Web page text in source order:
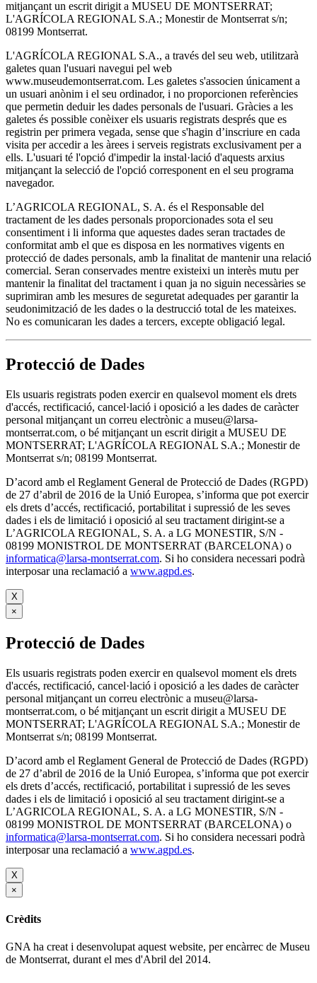
mitjançant un escrit dirigit a MUSEU DE MONTSERRAT;
L'AGRÍCOLA REGIONAL S.A.; Monestir de Montserrat s/n;
08199 Montserrat.
L'AGRÍCOLA REGIONAL S.A., a través del seu web, utilitzarà
galetes quan l'usuari navegui pel web
www.museudemontserrat.com. Les galetes s'associen únicament a
un usuari anònim i el seu ordinador, i no proporcionen referències
que permetin deduir les dades personals de l'usuari. Gràcies a les
galetes és possible conèixer els usuaris registrats després que es
registrin per primera vegada, sense que s'hagin d’inscriure en cada
visita per accedir a les àrees i serveis registrats exclusivament per a
ells. L'usuari té l'opció d'impedir la instal·lació d'aquests arxius
mitjançant la selecció de l'opció corresponent en el seu programa
navegador.
L’AGRICOLA REGIONAL, S. A. és el Responsable del
tractament de les dades personals proporcionades sota el seu
consentiment i li informa que aquestes dades seran tractades de
conformitat amb el que es disposa en les normatives vigents en
protecció de dades personals, amb la finalitat de mantenir una relació
comercial. Seran conservades mentre existeixi un interès mutu per
mantenir la finalitat del tractament i quan ja no siguin necessàries se
suprimiran amb les mesures de seguretat adequades per garantir la
seudonimització de les dades o la destrucció total de les mateixes.
No es comunicaran les dades a tercers, excepte obligació legal.
Protecció de Dades
Els usuaris registrats poden exercir en qualsevol moment els drets
d'accés, rectificació, cancel·lació i oposició a les dades de caràcter
personal mitjançant un correu electrònic a museu@larsa-
montserrat.com, o bé mitjançant un escrit dirigit a MUSEU DE
MONTSERRAT; L'AGRÍCOLA REGIONAL S.A.; Monestir de
Montserrat s/n; 08199 Montserrat.
D’acord amb el Reglament General de Protecció de Dades (RGPD)
de 27 d’abril de 2016 de la Unió Europea, s’informa que pot exercir
els drets d’accés, rectificació, portabilitat i supressió de les seves
dades i els de limitació i oposició al seu tractament dirigint-se a
L’AGRICOLA REGIONAL, S. A. a LG MONESTIR, S/N -
08199 MONISTROL DE MONTSERRAT (BARCELONA) o
informatica@larsa-montserrat.com. Si ho considera necessari podrà
interposar una reclamació a www.agpd.es.
X
×
Protecció de Dades
Els usuaris registrats poden exercir en qualsevol moment els drets
d'accés, rectificació, cancel·lació i oposició a les dades de caràcter
personal mitjançant un correu electrònic a museu@larsa-
montserrat.com, o bé mitjançant un escrit dirigit a MUSEU DE
MONTSERRAT; L'AGRÍCOLA REGIONAL S.A.; Monestir de
Montserrat s/n; 08199 Montserrat.
D’acord amb el Reglament General de Protecció de Dades (RGPD)
de 27 d’abril de 2016 de la Unió Europea, s’informa que pot exercir
els drets d’accés, rectificació, portabilitat i supressió de les seves
dades i els de limitació i oposició al seu tractament dirigint-se a
L’AGRICOLA REGIONAL, S. A. a LG MONESTIR, S/N -
08199 MONISTROL DE MONTSERRAT (BARCELONA) o
informatica@larsa-montserrat.com. Si ho considera necessari podrà
interposar una reclamació a www.agpd.es.
X
×
Crèdits
GNA ha creat i desenvolupat aquest website, per encàrrec de Museu
de Montserrat, durant el mes d'Abril del 2014.